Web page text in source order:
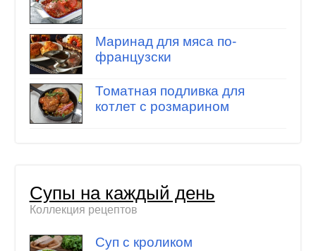
Маринад для мяса по-
французски
Томатная подливка для
котлет с розмарином
Супы на каждый день
Коллекция рецептов
Суп с кроликом